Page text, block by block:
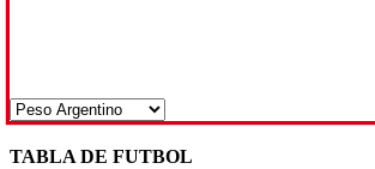
TABLA DE FUTBOL